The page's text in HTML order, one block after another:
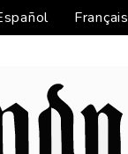
Français